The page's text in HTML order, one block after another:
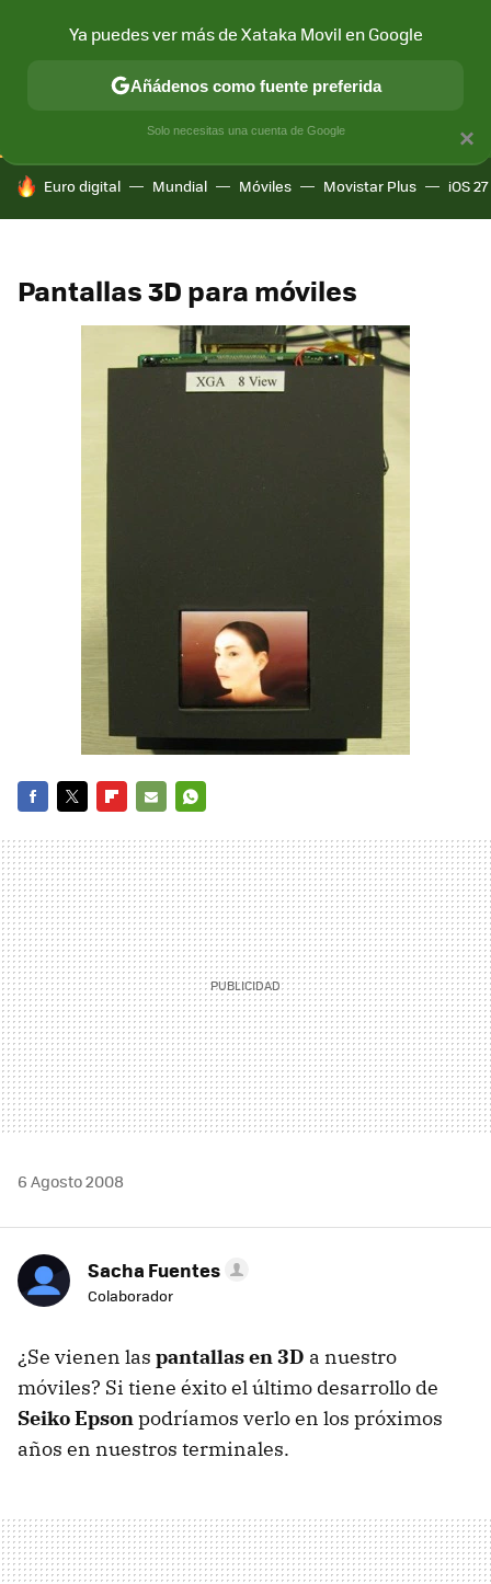
CONECTIVIDAD MÓVIL Y SOCIEDAD APLICACIONES
HOY SE HABLA DE
Euro digital Mundial Móviles Movistar Plus iOS 27
Pantallas 3D para móviles
MAIL
6 Agosto 2008
Sacha Fuentes
Colaborador
¿Se vienen las pantallas en 3D a nuestro
móviles? Si tiene éxito el último desarrollo de
Seiko Epsonpodríamos verlo en los próximos
años en nuestros terminales.
×
Ya puedes ver más de Xataka Movil en Google
Añádenos como fuente preferida
Solo necesitas una cuenta de Google